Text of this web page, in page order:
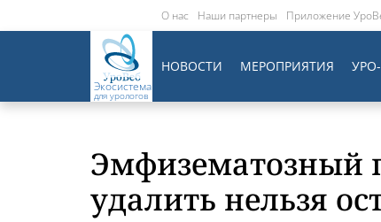
О нас Наши партнеры Приложение
Экосистема
для урологов
НОВОСТИ МЕРОПРИЯТИЯ
Эмфизематозный
удалить нельзя